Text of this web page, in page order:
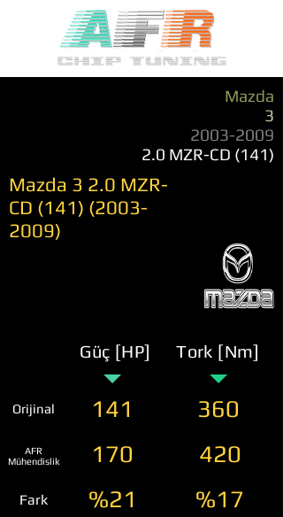
Mazda
3
2003-2009
2.0 MZR-CD (141)
Mazda 3 2.0 MZR-
CD (141) (2003-
2009)
Güç [HP] Tork [Nm]
Orijinal 141 360
AFR
Mühendislik
170 420
Fark %21 %17